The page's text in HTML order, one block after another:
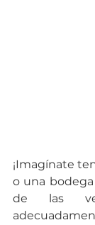
¡Imagínate
o una
de las